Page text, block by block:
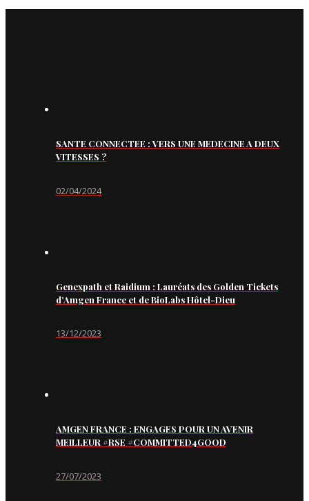
SANTE CONNECTEE : VERS UNE MEDECINE A DEUX
VITESSES ?
02/04/2024
Genexpath et Raidium : Lauréats des Golden Tickets
d’Amgen France et de BioLabs Hôtel-Dieu
13/12/2023
AMGEN FRANCE : ENGAGES POUR UN AVENIR
MEILLEUR #RSE #COMMITTED4GOOD
27/07/2023